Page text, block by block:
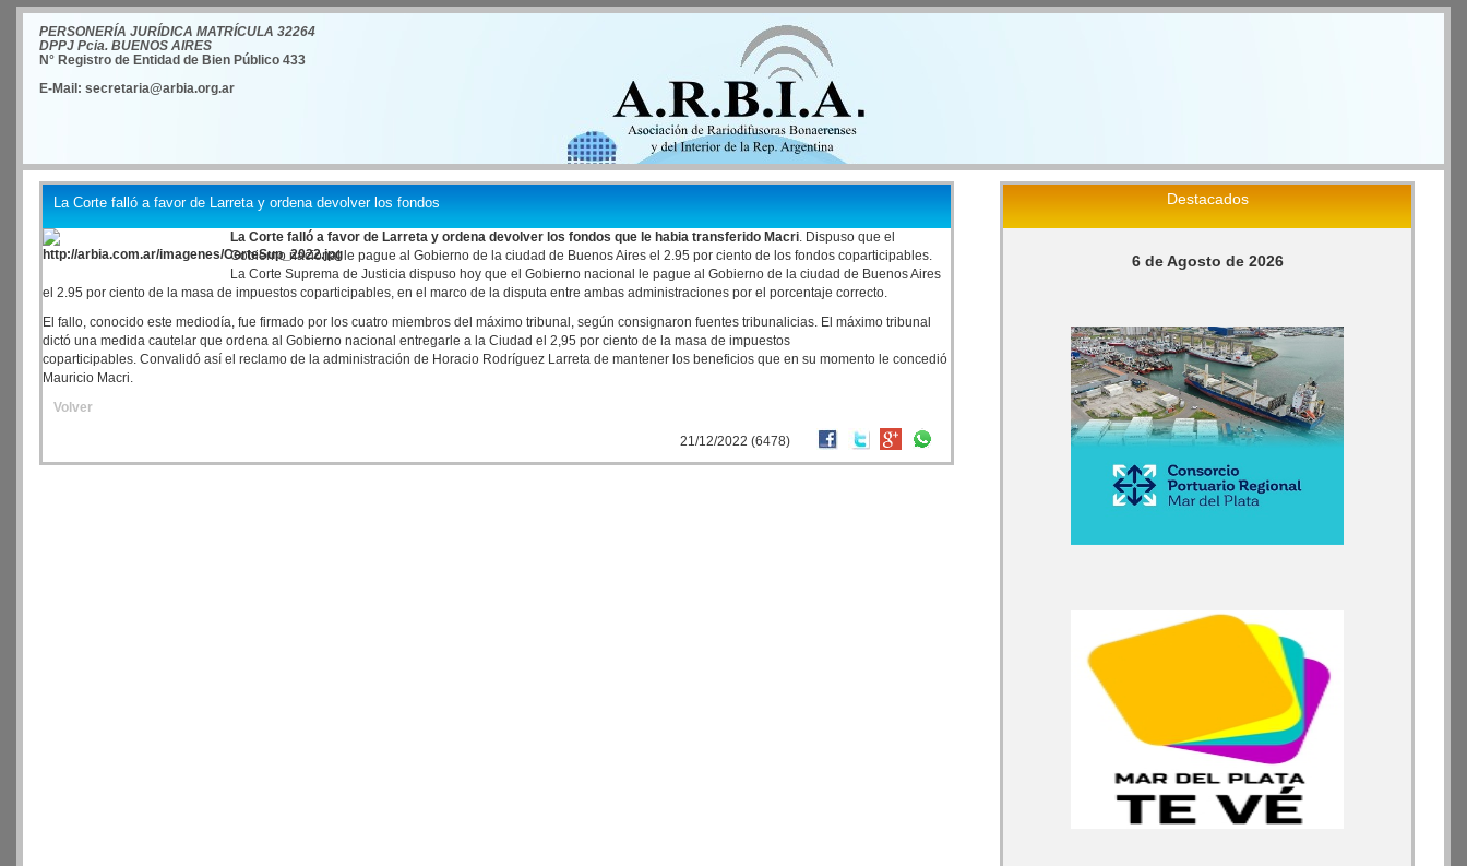
PERSONERÍA JURÍDICA MATRÍCULA 32264
DPPJ Pcia. BUENOS AIRES
N° Registro de Entidad de Bien Público 433
E-Mail: secretaria@arbia.org.ar
La Corte falló a favor de Larreta y ordena devolver los fondos
La Corte falló a favor de Larreta y ordena devolver los fondos que le habia transferido Macri. Dispuso que el
Gobierno nacional le pague al Gobierno de la ciudad de Buenos Aires el 2.95 por ciento de los fondos coparticipables.
La Corte Suprema de Justicia dispuso hoy que el Gobierno nacional le pague al Gobierno de la ciudad de Buenos Aires
el 2.95 por ciento de la masa de impuestos coparticipables, en el marco de la disputa entre ambas administraciones por el porcentaje correcto.
El fallo, conocido este mediodía, fue firmado por los cuatro miembros del máximo tribunal, según consignaron fuentes tribunalicias. El máximo tribunal
dictó una medida cautelar que ordena al Gobierno nacional entregarle a la Ciudad el 2,95 por ciento de la masa de impuestos
coparticipables. Convalidó así el reclamo de la administración de Horacio Rodríguez Larreta de mantener los beneficios que en su momento le concedió
Mauricio Macri.
Volver
21/12/2022 (6478)
Destacados
6 de Agosto de 2026